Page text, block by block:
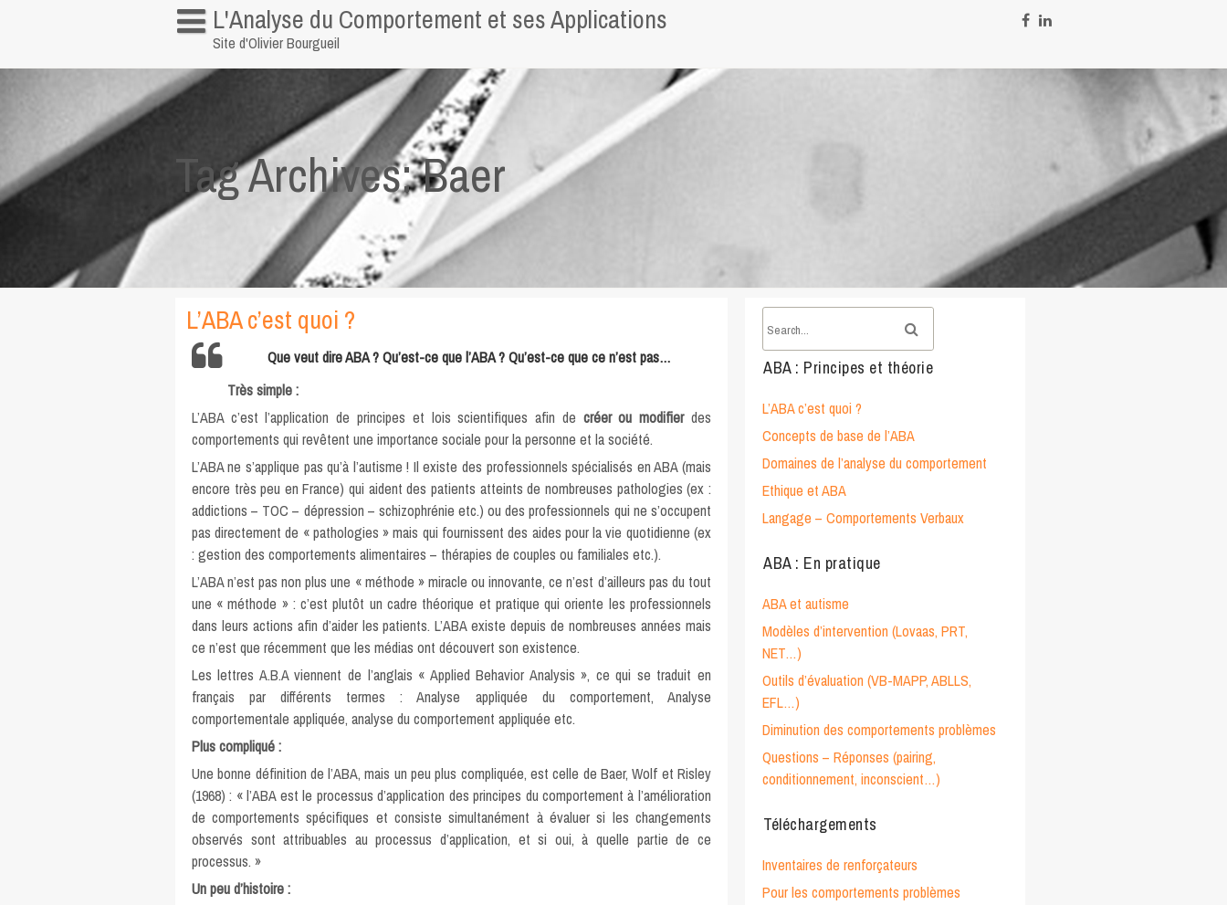
Quelques liens
L'Analyse du Comportement et ses Applications
Site d'Olivier Bourgueil
Tag Archives: Baer
L’ABA c’est quoi ?
Que veut dire ABA ? Qu’est-ce que l’ABA ? Qu’est-ce que ce n’est pas…
Très simple :
L’ABA c’est l’application de principes et lois scientifiques afin de créer ou modifierdes
comportements qui revêtent une importance sociale pour la personne et la société.
L’ABA ne s’applique pas qu’à l’autisme ! Il existe des professionnels spécialisés en ABA (mais
encore très peu en France) qui aident des patients atteints de nombreuses pathologies (ex :
addictions – TOC – dépression – schizophrénie etc.) ou des professionnels qui ne s’occupent
pas directement de « pathologies » mais qui fournissent des aides pour la vie quotidienne (ex
: gestion des comportements alimentaires – thérapies de couples ou familiales etc.).
L’ABA n’est pas non plus une « méthode » miracle ou innovante, ce n’est d’ailleurs pas du tout
une « méthode » : c’est plutôt un cadre théorique et pratique qui oriente les professionnels
dans leurs actions afin d’aider les patients. L’ABA existe depuis de nombreuses années mais
ce n’est que récemment que les médias ont découvert son existence.
Les lettres A.B.A viennent de l’anglais « Applied Behavior Analysis », ce qui se traduit en
français par différents termes : Analyse appliquée du comportement, Analyse
comportementale appliquée, analyse du comportement appliquée etc.
Plus compliqué :
Une bonne définition de l’ABA, mais un peu plus compliquée, est celle de Baer, Wolf et Risley
(1968) : « l’ABA est le processus d’application des principes du comportement à l’amélioration
de comportements spécifiques et consiste simultanément à évaluer si les changements
observés sont attribuables au processus d’application, et si oui, à quelle partie de ce
processus. »
Un peu d’histoire :
ABA : Principes et théorie
L’ABA c’est quoi ?
Concepts de base de l’ABA
Domaines de l’analyse du comportement
Ethique et ABA
Langage – Comportements Verbaux
ABA : En pratique
ABA et autisme
Modèles d’intervention (Lovaas, PRT,
NET…)
Outils d’évaluation (VB-MAPP, ABLLS,
EFL…)
Diminution des comportements problèmes
Questions – Réponses (pairing,
conditionnement, inconscient…)
Téléchargements
Inventaires de renforçateurs
Pour les comportements problèmes